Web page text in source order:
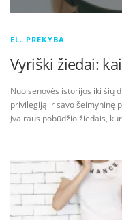
EL. PREKYBA
Vyriški žiedai:
Nuo senovės istorijos iki šių
privilegiją ir savo šeimyninę
įvairaus pobūdžio žiedais,